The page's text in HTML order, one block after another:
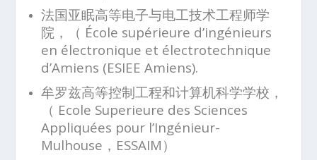
法国亚眠高等电子与电工技术工程师学
院，（ École supérieure d’ingénieurs
en électronique et électrotechnique
d’Amiens (ESIEE Amiens).
牟罗兹高等控制工程和计算机科学学校，
（ Ecole Superieure des Sciences
Appliquées pour l’Ingénieur-
Mulhouse，ESSAIM）